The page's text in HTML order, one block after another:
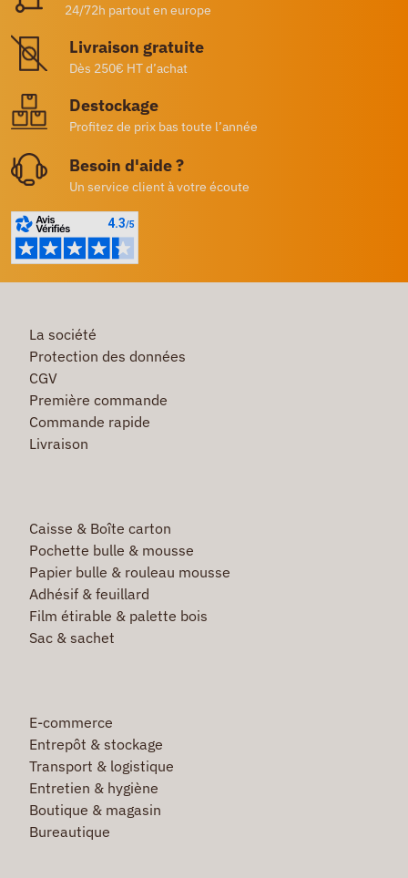
24/72h partout en europe
Livraison gratuite
Dès 250€ HT d’achat
Destockage
Profitez de prix bas toute l’année
Besoin d'aide ?
Un service client à votre écoute
La société
Protection des données
CGV
Première commande
Commande rapide
Livraison
Caisse & Boîte carton
Pochette bulle & mousse
Papier bulle & rouleau mousse
Adhésif & feuillard
Film étirable & palette bois
Sac & sachet
E-commerce
Entrepôt & stockage
Transport & logistique
Entretien & hygiène
Boutique & magasin
Bureautique